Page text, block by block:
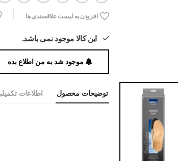
افزودن به لیست علاقه‌مندی ها
این کالا موجود نمی باشد.
موجود شد به من اطلاع بده
توضیحات محصول اطلاعات